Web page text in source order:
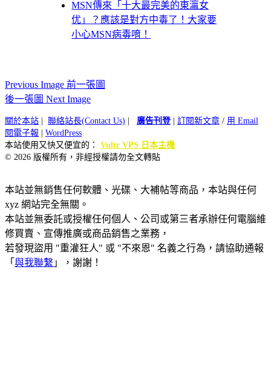
MSN傳來「十大最完美的東瀛女
优」？應該是對方中毒了！大家要
小心MSN病毒唷！
Previous Image 前一張圖
後一張圖 Next Image
關於本站 聯絡站長(Contact Us) 廣告刊登| 訂閱新文章 / 用 Email
閱電子報
WordPress
本站使用又快又便宜的： Vultr VPS 日本主機
© 2026 版權所有，非經授權請勿全文轉貼
本站並無銷售任何軟體、光碟、大補帖等商品，本站與任何
xyz 網站完全無關。
本站並無委託或授權任何個人、公司或第三者承辦任何電腦維
修買賣、宣傳推廣或商品銷售之業務，
若發現盜用 "重灌狂人" 或 "不來恩" 名義之行為，請協助通報
「 與我聯繫 」，謝謝！